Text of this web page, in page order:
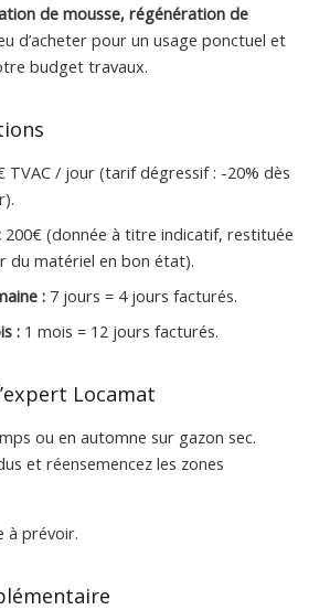
de mousse, régénération de
d’acheter pour un usage ponctuel et
budget travaux.
TVAC / jour (tarif dégressif : -20% dès
200€ (donnée à titre indicatif, restituée
du matériel en bon état).
:7 jours = 4 jours facturés.
:1 mois = 12 jours facturés.
Locamat
ou en automne sur gazon sec.
et réensemencez les zones
à prévoir.